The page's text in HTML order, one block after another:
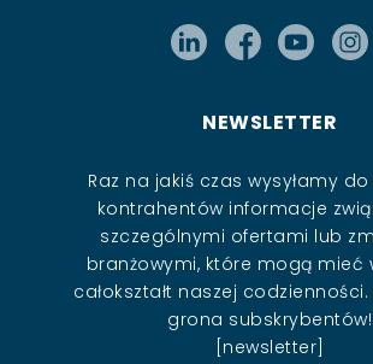
NEWSLETTER
Raz na jakiś czas wysyłamy
kontrahentów informacje
szczególnymi ofertami lub
branżowymi, które mogą mieć
całokształt naszej codzienności.
grona subskrybentów!
[newsletter]